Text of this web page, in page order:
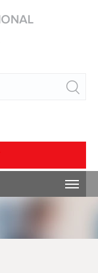
Search